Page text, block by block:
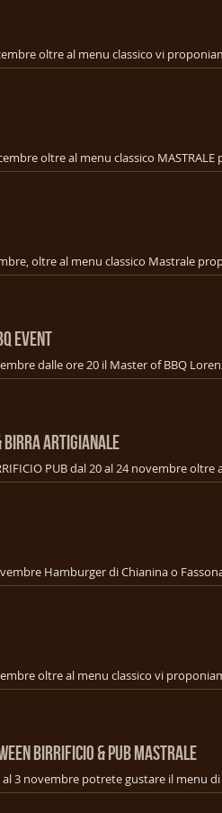
event
BIRRA ARTIGIANALE
Birrificio & Pub Mastrale